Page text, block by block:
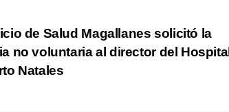
de Salud Magallanes solicitó la
no voluntaria al director del Hospital
Natales